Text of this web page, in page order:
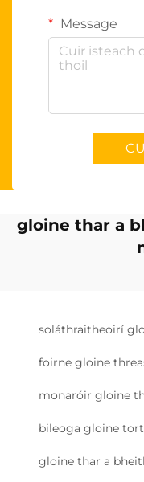
Message
gloine thar a
soláthraitheoirí
foirne gloine
monaróir gloine
bileoga gloine
gloine thar a